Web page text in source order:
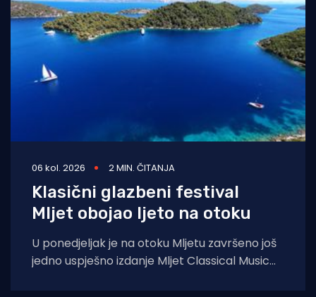
06 kol. 2026 2 MIN. ČITANJA
Klasični glazbeni festival
Mljet obojao ljeto na otoku
U ponedjeljak je na otoku Mljetu završeno još
jedno uspješno izdanje Mljet Classical Music